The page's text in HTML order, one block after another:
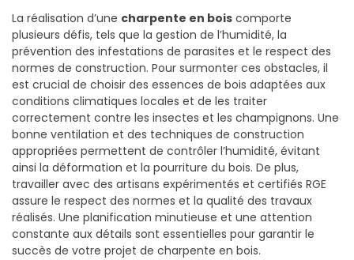
La réalisation d’une charpente en bois comporte
plusieurs défis, tels que la gestion de l’humidité, la
prévention des infestations de parasites et le respect des
normes de construction. Pour surmonter ces obstacles, il
est crucial de choisir des essences de bois adaptées aux
conditions climatiques locales et de les traiter
correctement contre les insectes et les champignons. Une
bonne ventilation et des techniques de construction
appropriées permettent de contrôler l’humidité, évitant
ainsi la déformation et la pourriture du bois. De plus,
travailler avec des artisans expérimentés et certifiés RGE
assure le respect des normes et la qualité des travaux
réalisés. Une planification minutieuse et une attention
constante aux détails sont essentielles pour garantir le
succès de votre projet de charpente en bois.